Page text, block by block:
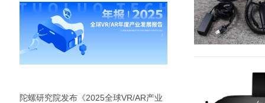
陀螺研究院发布《2025全球VR/AR产业